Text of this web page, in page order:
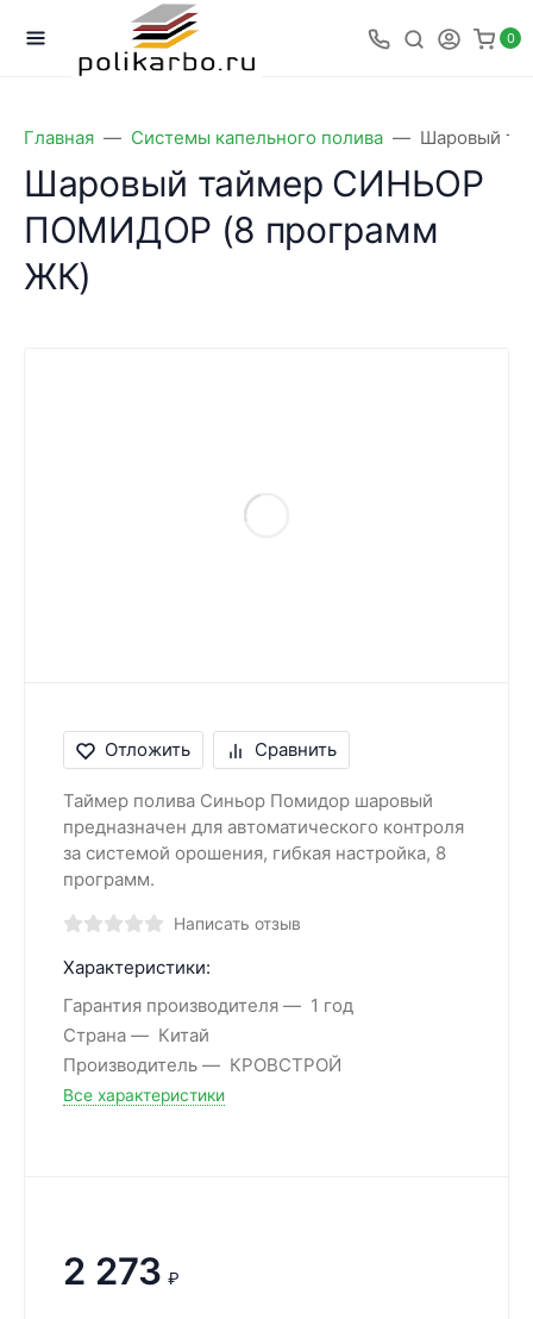
0
Главная Системы капельного полива Шаровый
Шаровый таймер СИНЬОР
ПОМИДОР (8 программ
ЖК)
Отложить Сравнить
Таймер полива Синьор Помидор шаровый
предназначен для автоматического контроля
за системой орошения, гибкая настройка, 8
программ.
Написать отзыв
Характеристики:
Гарантия производителя
1 год
Страна
Китай
Производитель
КРОВСТРОЙ
Все характеристики
2 273 ₽